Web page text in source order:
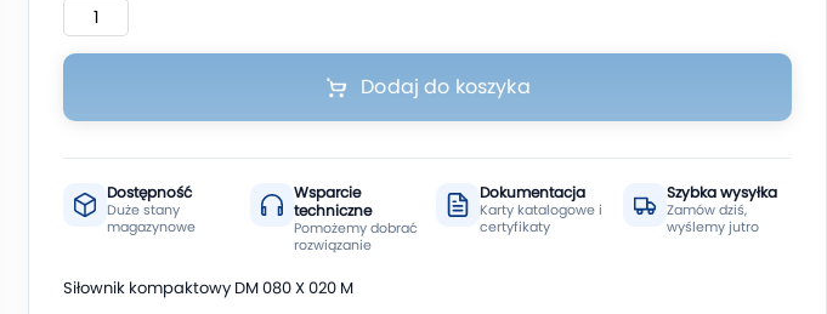
Dodaj do koszyka
Dostępność
Duże stany
magazynowe
Wsparcie
techniczne
Pomożemy dobrać
rozwiązanie
Dokumentacja
Karty katalogowe i
certyfikaty
Szybka wysyłka
Zamów dziś,
wyślemy jutro
Siłownik kompaktowy DM 080 X 020 M